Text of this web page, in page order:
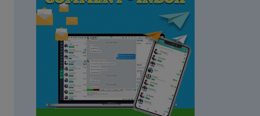
28/05/2020
63370
Khi tham gia chương trình
Partner Program của YouTube,
…
Cách bỏ ẩn trò chuyện trên
Zalo ở thiết bị máy tính và
điện thoại iphone
26/05/2020
62306
Bỏ ẩn cuộc trò chuyện là tính
năng khá…